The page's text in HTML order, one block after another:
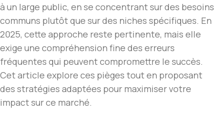
à un large public, en se concentrant sur des besoins
communs plutôt que sur des niches spécifiques. En
2025, cette approche reste pertinente, mais elle
exige une compréhension fine des erreurs
fréquentes qui peuvent compromettre le succès.
Cet article explore ces pièges tout en proposant
des stratégies adaptées pour maximiser votre
impact sur ce marché.